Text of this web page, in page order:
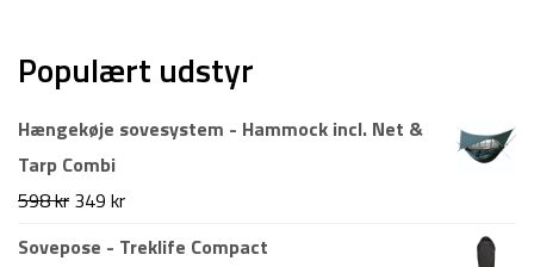
Populært udstyr
Hængekøje sovesystem - Hammock incl. Net &
Tarp Combi
598kr Den
oprindelige
349 krDen
aktuelle
Sovepose - Treklife Compact